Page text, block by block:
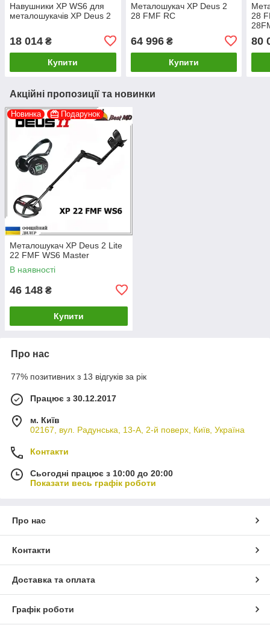
Навушники XP WS6 для
металошукачів XP Deus 2
18 014 ₴
Купити
Металошукач XP Deus 2
28 FMF RC
64 996₴
Купити
28
80
Акційні пропозиції та новинки
Новинка Подарунок
Металошукач XP Deus 2 Lite
22 FMF WS6 Master
В наявності
46 148 ₴
Купити
Про нас
77% позитивних з 13 відгуків за рік
Працює з 30.12.2017
м. Київ
02167, вул. Радунська, 13-А, 2-й поверх, Київ, Україна
Контакти
Сьогодні працює з 10:00 до 20:00
Показати весь графік роботи
Про нас
Контакти
Доставка та оплата
Графік роботи